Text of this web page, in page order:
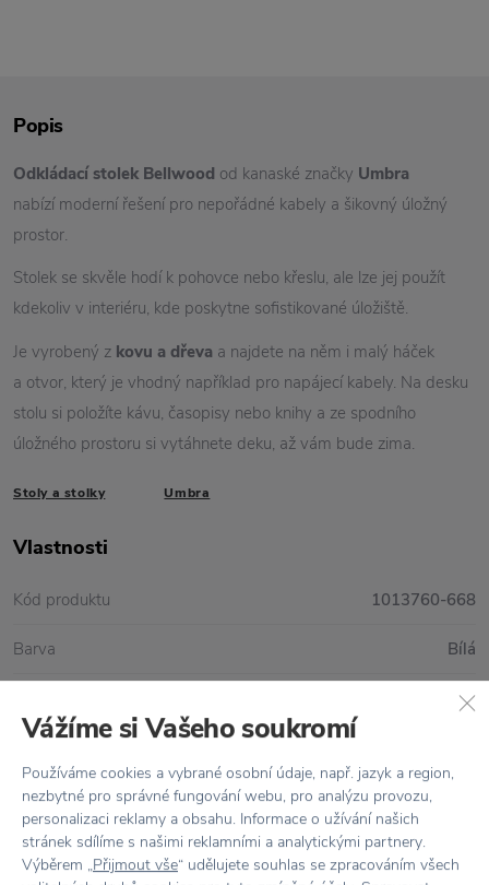
Vše skladem,odesíláme ihned
Popis
Odkládací stolek Bellwood od kanaské značky Umbra
nabízí moderní řešení pro nepořádné kabely a šikovný úložný
prostor.
Stolek se skvěle hodí k pohovce nebo křeslu, ale lze jej použít
kdekoliv v interiéru, kde poskytne sofistikované úložiště.
Je vyrobený z kovu a dřeva a najdete na něm i malý háček
a otvor, který je vhodný například pro napájecí kabely. Na desku
stolu si položíte kávu, časopisy nebo knihy a ze spodního
úložného prostoru si vytáhnete deku, až vám bude zima.
Stoly a stolky Umbra
Vlastnosti
Kód produktu 1013760-668
Barva Bílá
Dřevo / Kov
Vážíme si Vašeho soukromí
Používáme cookies a vybrané osobní údaje, např. jazyk a region,
nezbytné pro správné fungování webu, pro analýzu provozu,
personalizaci reklamy a obsahu. Informace o užívání našich
stránek sdílíme s našimi reklamními a analytickými partnery.
Výběrem „Přijmout vše“ udělujete souhlas se zpracováním všech